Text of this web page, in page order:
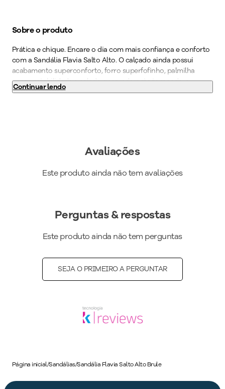
Sobre o produto
Prática e chique. Encare o dia com mais confiança e conforto
com a Sandália Flavia Salto Alto. O calçado ainda possui
acabamento superconforto, forro superfofinho, palmilha
super-estabilidade e solado superaderente tornando-o
indispensável para quem precisa ficar horas de pé no
Medida do Salto (cm):6 cm
Peso do Produto: 492g
Continuar lendo
Avaliações
Este produto ainda não tem avaliações
Perguntas & respostas
Este produto ainda não tem perguntas
SEJA O PRIMEIRO A PERGUNTAR
Página inicial/Sandálias/Sandália Flavia Salto Alto Brule